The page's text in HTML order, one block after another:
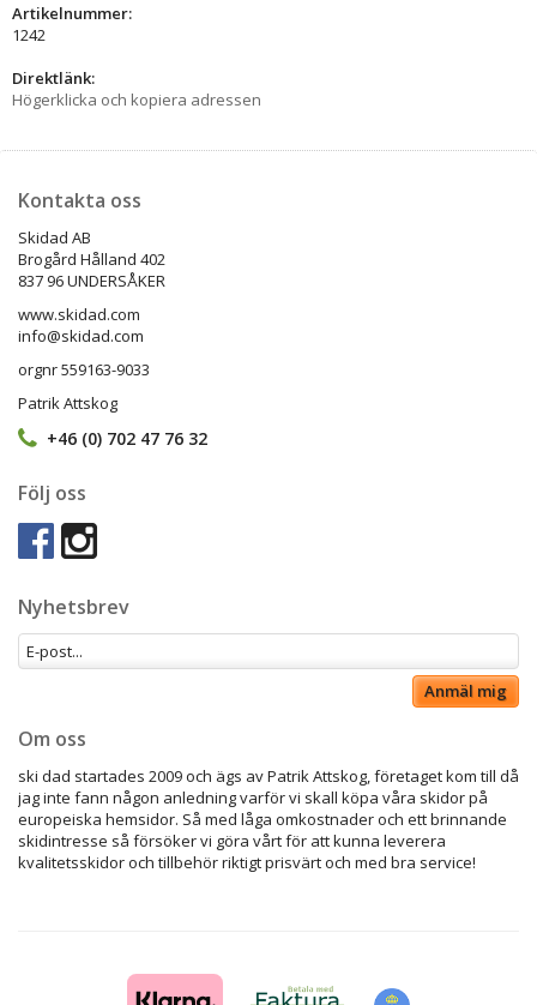
Artikelnummer:
1242
Direktlänk:
Högerklicka och kopiera adressen
Kontakta oss
Skidad AB
Brogård Hålland 402
837 96 UNDERSÅKER
www.skidad.com
info@skidad.com
orgnr 559163-9033
Patrik Attskog
+46 (0) 702 47 76 32
Följ oss
Nyhetsbrev
Anmäl mig
Om oss
ski dad startades 2009 och ägs av Patrik Attskog, företaget kom till då
jag inte fann någon anledning varför vi skall köpa våra skidor på
europeiska hemsidor. Så med låga omkostnader och ett brinnande
skidintresse så försöker vi göra vårt för att kunna leverera
kvalitetsskidor och tillbehör riktigt prisvärt och med bra service!